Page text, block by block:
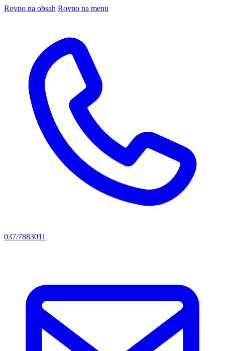
Rovno na obsah Rovno na menu
037/7883011